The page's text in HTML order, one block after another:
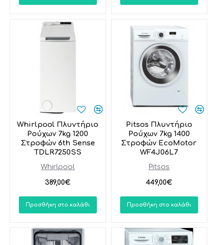
Whirlpool
Whirlpool Πλυντήριο
Ρούχων 7kg 1200
Στροφών 6th Sense
TDLR7250SS
389,00€
Προσθήκη στο καλάθι
Pitsos
Pitsos Πλυντήριο
Ρούχων 7kg 1400
Στροφών EcoMotor
WF4J06L7
449,00€
Προσθήκη στο καλάθι